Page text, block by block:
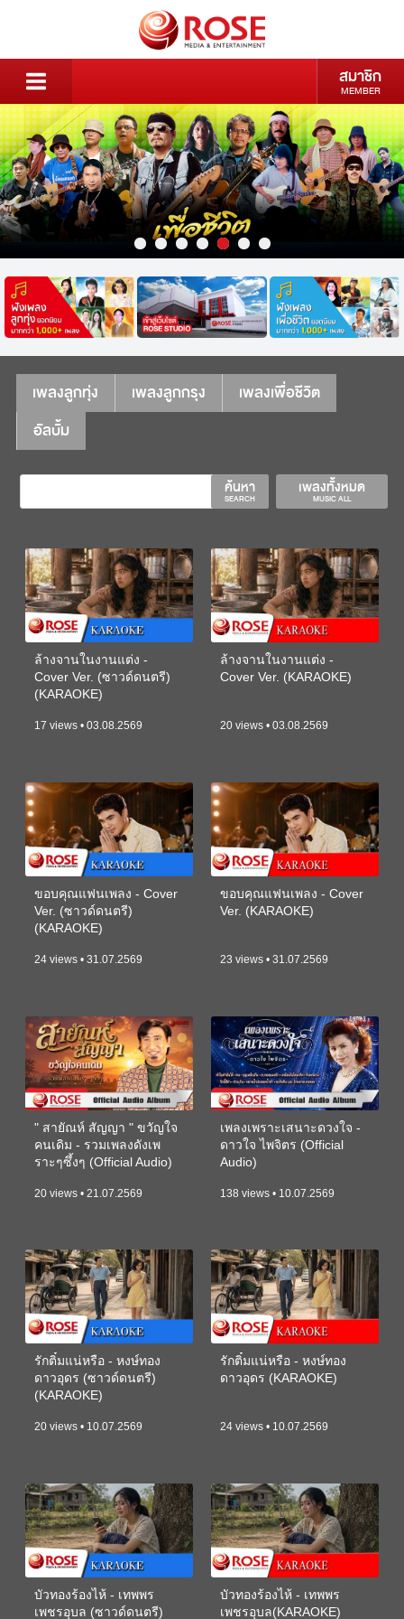
สมาชิก
MEMBER
เพลงลูกทุ่ง เพลงลูกกรุง
เพลงเพื่อชีวิต
อัลบั้ม
เพลงทั้งหมด
MUSIC ALL
ค้นหา
SEARCH
ล้างจานในงานแต่ง -
Cover Ver. (ซาวด์ดนตรี)
(KARAOKE)
17 views • 03.08.2569
ล้างจานในงานแต่ง -
Cover Ver. (KARAOKE)
20 views • 03.08.2569
ขอบคุณแฟนเพลง - Cover
Ver. (ซาวด์ดนตรี)
(KARAOKE)
24 views • 31.07.2569
ขอบคุณแฟนเพลง - Cover
Ver. (KARAOKE)
23 views • 31.07.2569
" สายัณห์ สัญญา " ขวัญใจ
คนเดิม - รวมเพลงดังเพ
ราะๆซึ้งๆ (Official Audio)
20 views • 21.07.2569
เพลงเพราะเสนาะดวงใจ -
ดาวใจ ไพจิตร (Official
Audio)
138 views • 10.07.2569
รักติ๋มแน่หรือ - หงษ์ทอง
ดาวอุดร (ซาวด์ดนตรี)
(KARAOKE)
20 views • 10.07.2569
รักติ๋มแน่หรือ - หงษ์ทอง
ดาวอุดร (KARAOKE)
24 views • 10.07.2569
บัวทองร้องไห้ - เทพพร
เพชรอุบล (ซาวด์ดนตรี)
บัวทองร้องไห้ - เทพพร
เพชรอุบล(KARAOKE)